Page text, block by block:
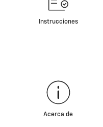
Instrucciones
Acerca de